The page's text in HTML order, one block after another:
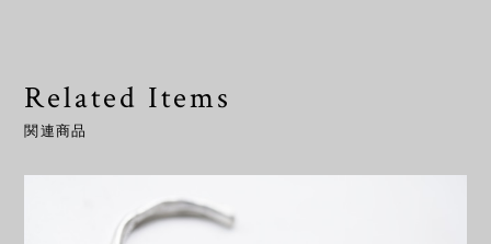
Related Items
関連商品